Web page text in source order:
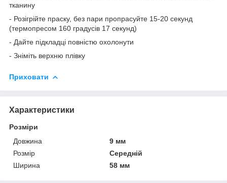
тканину
- Розігрійте праску, без пари пропрасуйте 15-20 секунд
(термопресом 160 градусів 17 секунд)
- Дайте підкладці повністю охолонути
- Зніміть верхню плівку
Приховати
Характеристики
Розміри
Довжина
9 мм
Розмір
Середній
Ширина
58 мм